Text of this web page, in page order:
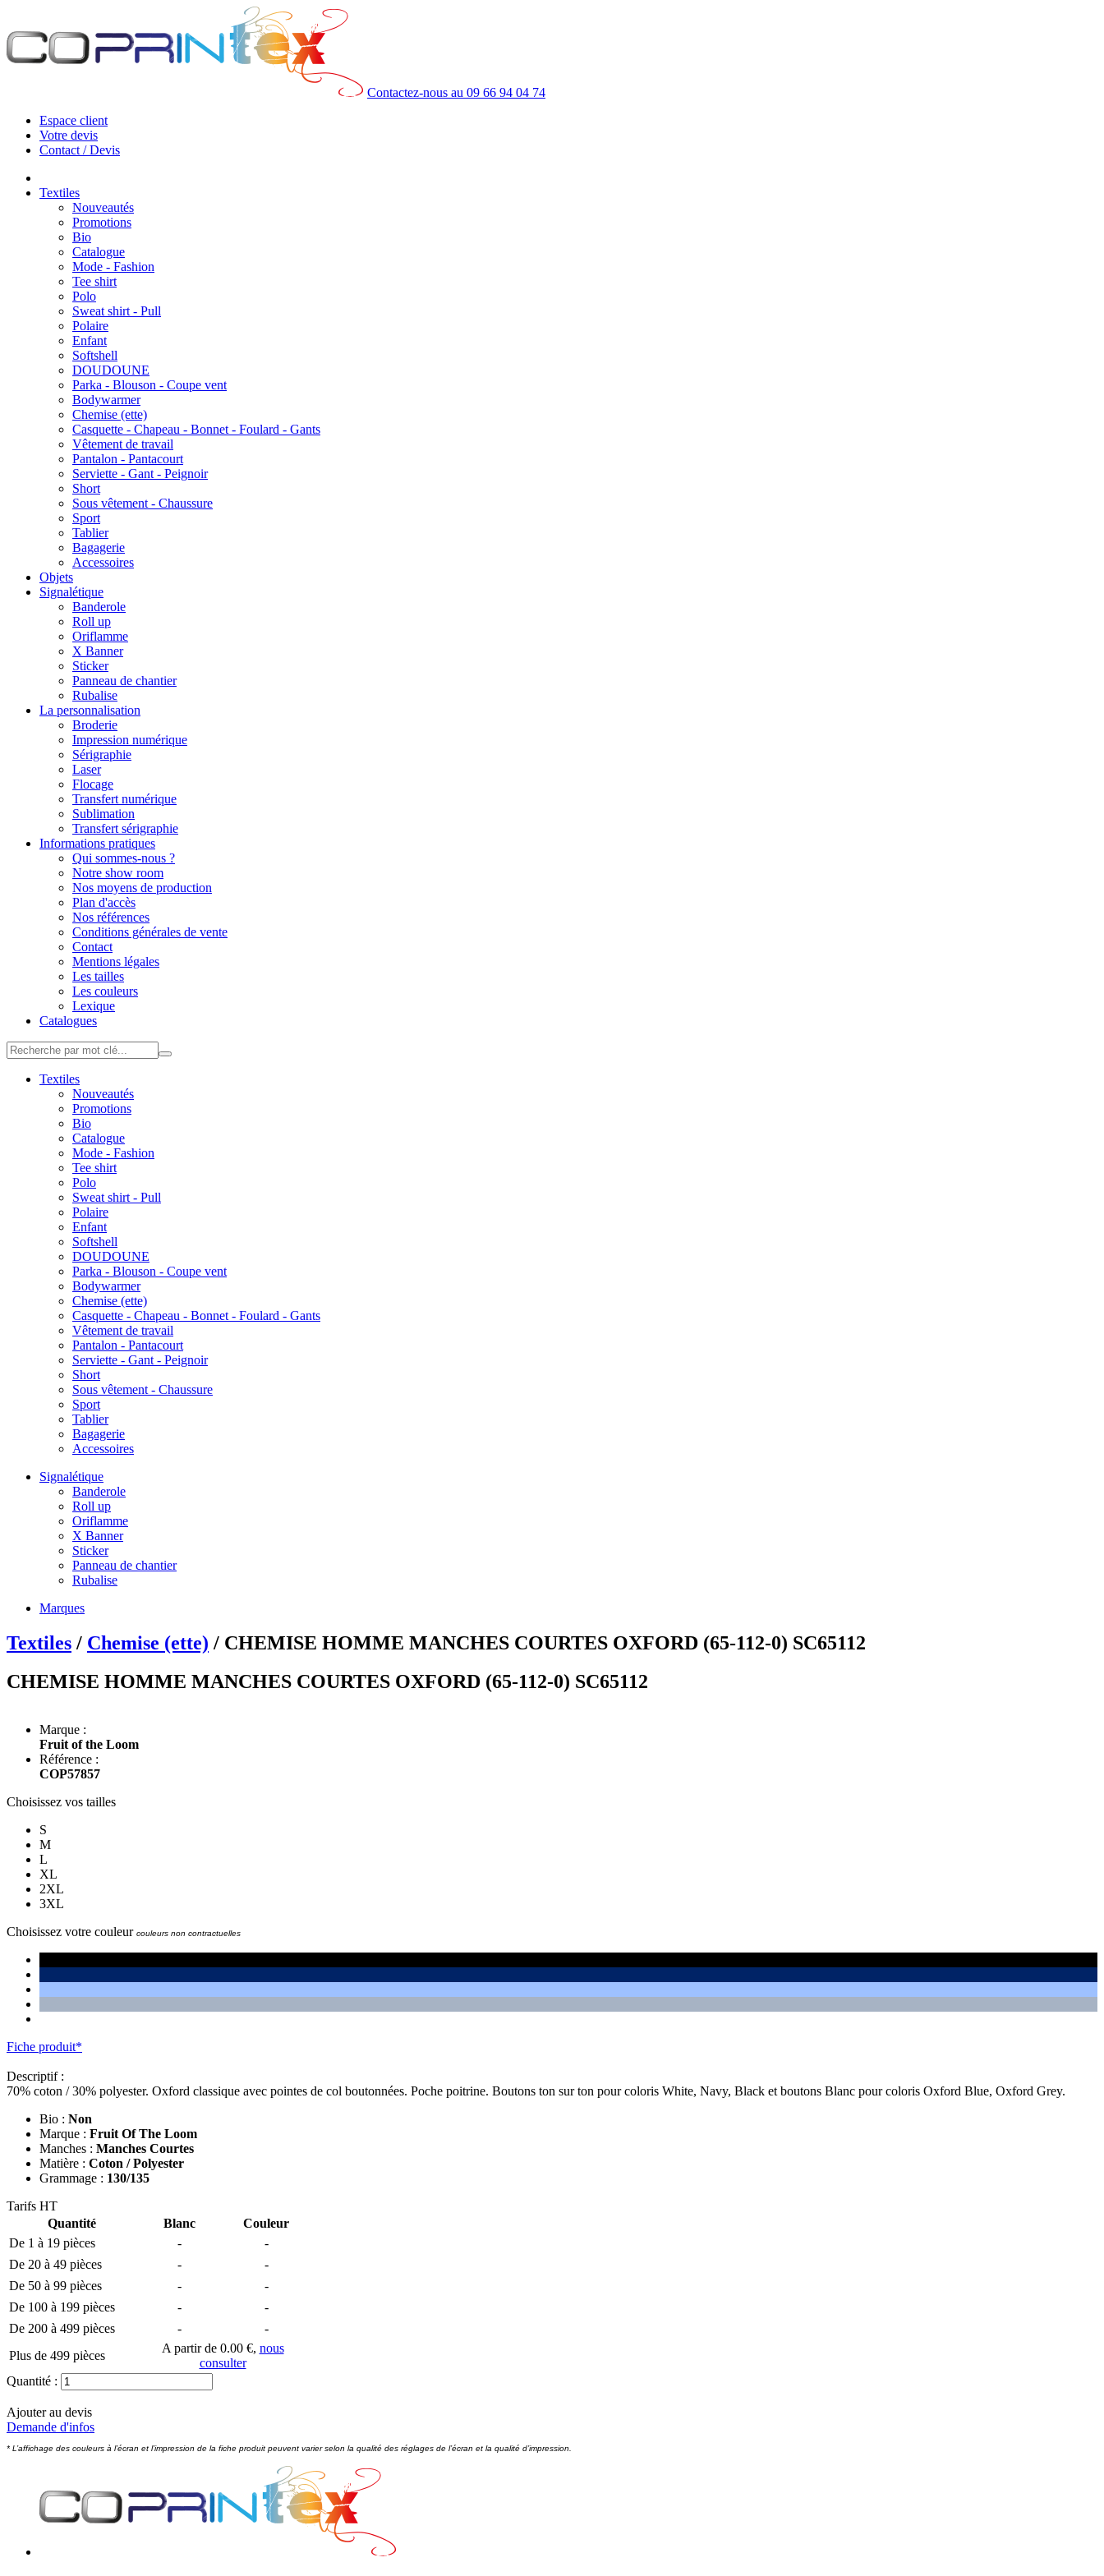
Contactez-nous au 09 66 94 04 74
Espace client
Votre devis
Contact / Devis
Textiles
Nouveautés
Promotions
Bio
Catalogue
Mode - Fashion
Tee shirt
Polo
Sweat shirt - Pull
Polaire
Enfant
Softshell
DOUDOUNE
Parka - Blouson - Coupe vent
Bodywarmer
Chemise (ette)
Casquette - Chapeau - Bonnet - Foulard - Gants
Vêtement de travail
Pantalon - Pantacourt
Serviette - Gant - Peignoir
Short
Sous vêtement - Chaussure
Sport
Tablier
Bagagerie
Accessoires
Objets
Signalétique
Banderole
Roll up
Oriflamme
X Banner
Sticker
Panneau de chantier
Rubalise
La personnalisation
Broderie
Impression numérique
Sérigraphie
Laser
Flocage
Transfert numérique
Sublimation
Transfert sérigraphie
Informations pratiques
Qui sommes-nous ?
Notre show room
Nos moyens de production
Plan d'accès
Nos références
Conditions générales de vente
Contact
Mentions légales
Les tailles
Les couleurs
Lexique
Catalogues
Textiles
Nouveautés
Promotions
Bio
Catalogue
Mode - Fashion
Tee shirt
Polo
Sweat shirt - Pull
Polaire
Enfant
Softshell
DOUDOUNE
Parka - Blouson - Coupe vent
Bodywarmer
Chemise (ette)
Casquette - Chapeau - Bonnet - Foulard - Gants
Vêtement de travail
Pantalon - Pantacourt
Serviette - Gant - Peignoir
Short
Sous vêtement - Chaussure
Sport
Tablier
Bagagerie
Accessoires
Signalétique
Banderole
Roll up
Oriflamme
X Banner
Sticker
Panneau de chantier
Rubalise
Marques
Textiles / Chemise (ette) / CHEMISE HOMME MANCHES COURTES OXFORD (65-112-0) SC65112
CHEMISE HOMME MANCHES COURTES OXFORD (65-112-0) SC65112
Marque :
Fruit of the Loom
Référence :
COP57857
Choisissez vos tailles
S
M
L
XL
2XL
3XL
Choisissez votre couleur couleurs non contractuelles
Fiche produit*
Descriptif :
70% coton / 30% polyester. Oxford classique avec pointes de col boutonnées. Poche poitrine. Boutons ton sur ton pour coloris White, Navy, Black et boutons Blanc pour coloris Oxford Blue, Oxford Grey.
Bio : Non
Marque : Fruit Of The Loom
Manches : Manches Courtes
Matière : Coton / Polyester
Grammage : 130/135
Tarifs HT
Quantité
Blanc
Couleur
De 1 à 19 pièces
-
-
De 20 à 49 pièces
-
-
De 50 à 99 pièces
-
-
De 100 à 199 pièces
-
-
De 200 à 499 pièces
-
-
Plus de 499 pièces
A partir de 0.00 €, nous
consulter
Quantité :
Ajouter au devis
Demande d'infos
* L’affichage des couleurs à l’écran et l’impression de la fiche produit peuvent varier selon la qualité des réglages de l’écran et la qualité d’impression.